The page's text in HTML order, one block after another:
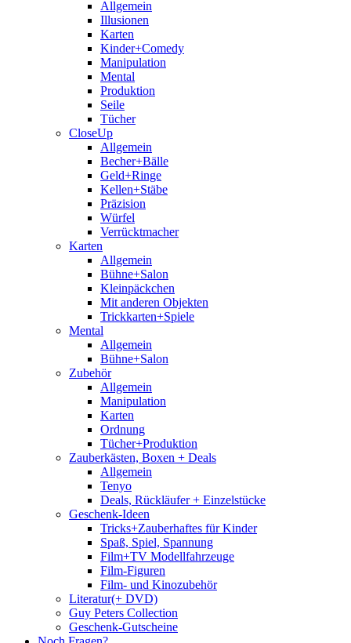
Allgemein
Illusionen
Karten
Kinder+Comedy
Manipulation
Mental
Produktion
Seile
Tücher
CloseUp
Allgemein
Becher+Bälle
Geld+Ringe
Kellen+Stäbe
Präzision
Würfel
Verrücktmacher
Karten
Allgemein
Bühne+Salon
Kleinpäckchen
Mit anderen Objekten
Trickkarten+Spiele
Mental
Allgemein
Bühne+Salon
Zubehör
Allgemein
Manipulation
Karten
Ordnung
Tücher+Produktion
Zauberkästen, Boxen + Deals
Allgemein
Tenyo
Deals, Rückläufer + Einzelstücke
Geschenk-Ideen
Tricks+Zauberhaftes für Kinder
Spaß, Spiel, Spannung
Film+TV Modellfahrzeuge
Film-Figuren
Film- und Kinozubehör
Literatur(+ DVD)
Guy Peters Collection
Geschenk-Gutscheine